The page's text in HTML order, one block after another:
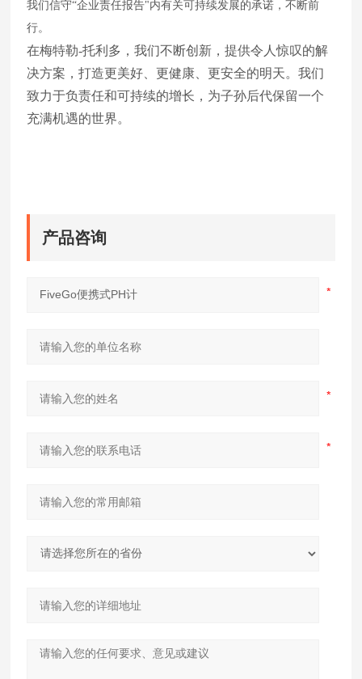
我们信守“企业责任报告"内有关可持续发展的承诺，不断前
行。
在梅特勒-托利多，我们不断创新，提供令人惊叹的解
决方案，打造更美好、更健康、更安全的明天。我们
致力于负责任和可持续的增长，为子孙后代保留一个
充满机遇的世界。
产品咨询